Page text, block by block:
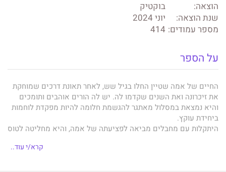
הוצאה:
בוקטיק
שנת הוצאה:
יוני 2024
מספר עמודים: 414
על הספר
החיים של אמה שטיין החלו בגיל שש, לאחר תאונת דרכים שמוחקת
את זיכרונה ואת השנים שקדמו לה. יש לה הורים אוהבים ותומכים
והיא נמצאת במסלול מאתגר להגשמת חלומה להיות מפקדת לוחמות
ביחידת עוקץ.
היתקלות עם מחבלים מביאה לפציעתה של אמה, והיא מחליטה לטוס
קרא/י עוד..